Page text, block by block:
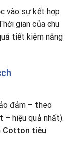
vào sự kết hợp
gian của chu
tiết kiệm năng
đảm – theo
– hiệu quả nhất).
Cotton tiêu